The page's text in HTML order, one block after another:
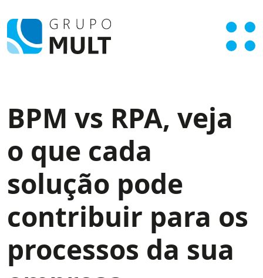
BPM vs RPA, veja
o que cada
solução pode
contribuir para os
processos da sua